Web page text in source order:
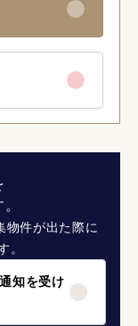
物件が出た際に
。
知を受け